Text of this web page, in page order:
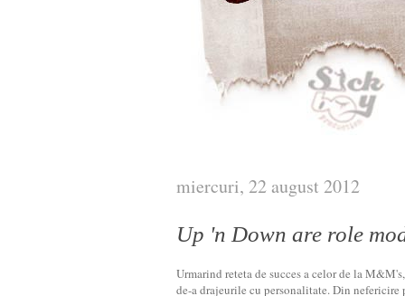
miercuri, 22 august 2012
Up 'n Down are role
Urmarind reteta de succes a celor de la
de-a drajeurile cu personalitate. Din nefericire